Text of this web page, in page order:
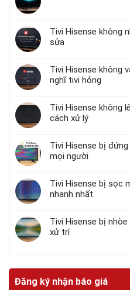
Tivi Hisense không
sửa
Tivi Hisense không
nghĩ tivi hỏng
Tivi Hisense không
cách xử lý
Tivi Hisense bị
mọi người
Tivi Hisense bị sọc
nhanh nhất
Tivi Hisense bị
xử trí
Đăng ký nhận báo giá